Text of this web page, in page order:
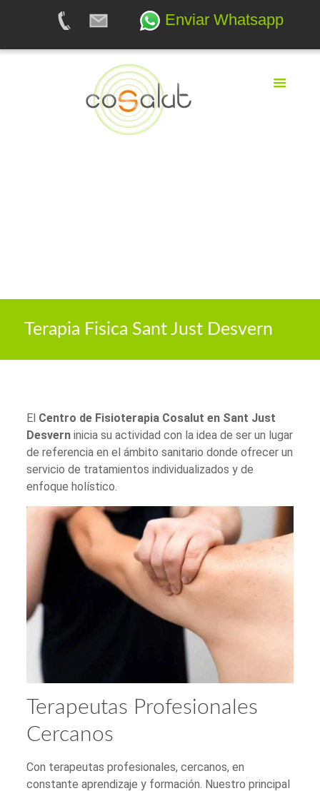
Enviar Whatsapp
Terapia Fisica Sant Just Desvern
El Centro de Fisioterapia Cosalut en Sant Just
Desvern inicia su actividad con la idea de ser un lugar
de referencia en el ámbito sanitario donde ofrecer un
servicio de tratamientos individualizados y de
enfoque holístico.
Terapeutas Profesionales
Cercanos
Con terapeutas profesionales, cercanos, en
constante aprendizaje y formación. Nuestro principal